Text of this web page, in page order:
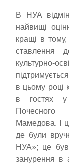
В НУА
найвищі
кращі в
ставлення
культурно-
в цьому році
в гостях у
Почесного
Мамедова. І
де були
НУА»; це
занурення в